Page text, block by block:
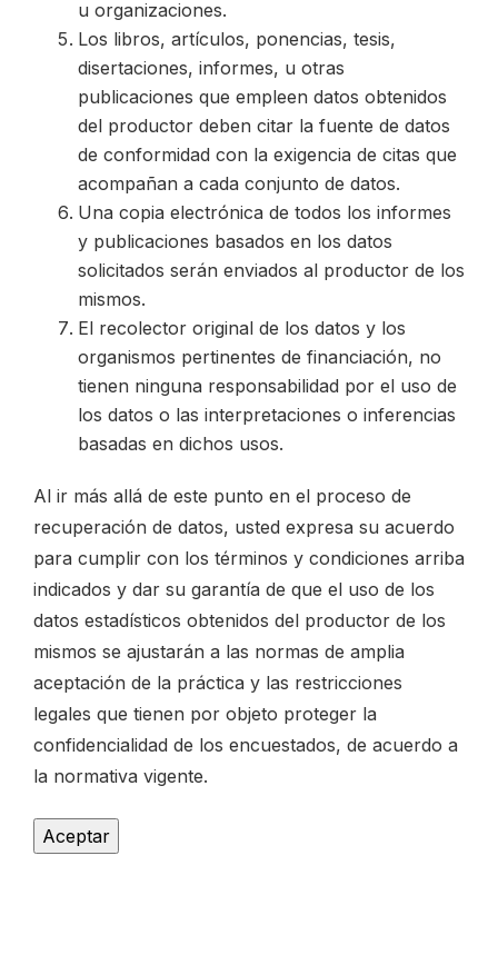
u organizaciones.
Los libros, artículos, ponencias, tesis,
disertaciones, informes, u otras
publicaciones que empleen datos obtenidos
del productor deben citar la fuente de datos
de conformidad con la exigencia de citas que
acompañan a cada conjunto de datos.
Una copia electrónica de todos los informes
y publicaciones basados en los datos
solicitados serán enviados al productor de los
mismos.
El recolector original de los datos y los
organismos pertinentes de financiación, no
tienen ninguna responsabilidad por el uso de
los datos o las interpretaciones o inferencias
basadas en dichos usos.
Al ir más allá de este punto en el proceso de
recuperación de datos, usted expresa su acuerdo
para cumplir con los términos y condiciones arriba
indicados y dar su garantía de que el uso de los
datos estadísticos obtenidos del productor de los
mismos se ajustarán a las normas de amplia
aceptación de la práctica y las restricciones
legales que tienen por objeto proteger la
confidencialidad de los encuestados, de acuerdo a
la normativa vigente.